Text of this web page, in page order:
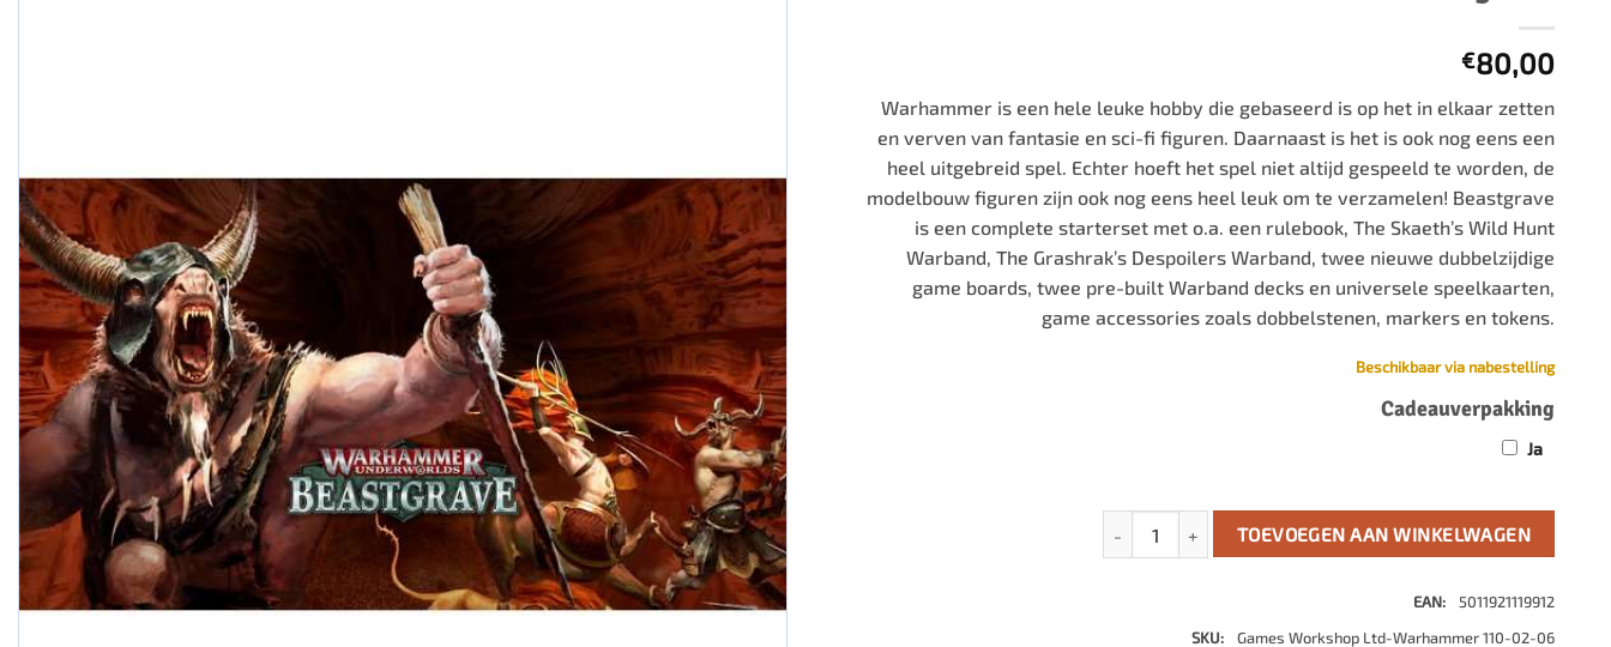
759 stukjes
1500 stukjes
2000 stukjes
3000 stukjes
5000 stukjes
schaakbord
schaakklok
schaakset
schaakstukken
€80,00
Warhammer is een hele leuke hobby die gebaseerd is op het in elkaar zetten
en verven van fantasie en sci-fi figuren. Daarnaast is het is ook nog eens een
heel uitgebreid spel. Echter hoeft het spel niet altijd gespeeld te worden, de
modelbouw figuren zijn ook nog eens heel leuk om te verzamelen! Beastgrave
is een complete starterset met o.a. een rulebook, The Skaeth’s Wild Hunt
Warband, The Grashrak’s Despoilers Warband, twee nieuwe dubbelzijdige
game boards, twee pre-built Warband decks en universele speelkaarten,
game accessories zoals dobbelstenen, markers en tokens.
Beschikbaar via nabestelling
Cadeauverpakking
Ja
Warhammer Underworlds Beastgrave aantal
TOEVOEGEN AAN WINKELWAGEN
EAN:
5011921119912
SKU:
Games Workshop Ltd-Warhammer 110-02-06